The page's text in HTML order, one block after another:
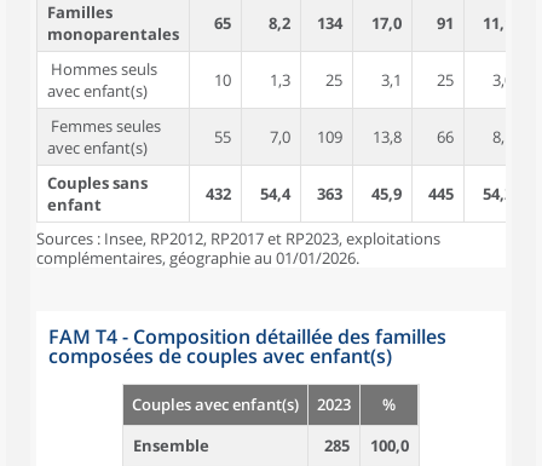
Familles
monoparentales
65 8,2 134 17,0 91 11,1
Hommes seuls
avec enfant(s)
10 1,3 25 3,1 25 3,0
Femmes seules
avec enfant(s)
55 7,0 109 13,8 66 8,1
Couples sans
enfant
432 54,4 363 45,9 445 54,2
Sources : Insee, RP2012, RP2017 et RP2023, exploitations
complémentaires, géographie au 01/01/2026.
FAM T4 - Composition détaillée des familles
composées de couples avec enfant(s)
Couples avec enfant(s) 2023
%
Ensemble
285
100,0